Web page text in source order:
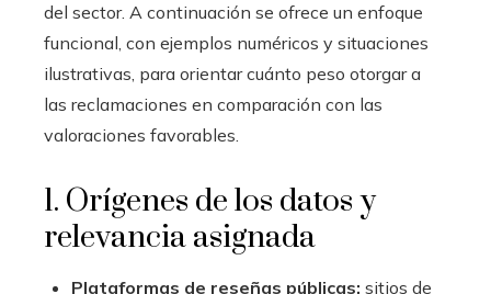
del sector. A continuación se ofrece un enfoque
funcional, con ejemplos numéricos y situaciones
ilustrativas, para orientar cuánto peso otorgar a
las reclamaciones en comparación con las
valoraciones favorables.
1. Orígenes de los datos y
relevancia asignada
Plataformas de reseñas públicas: sitios de